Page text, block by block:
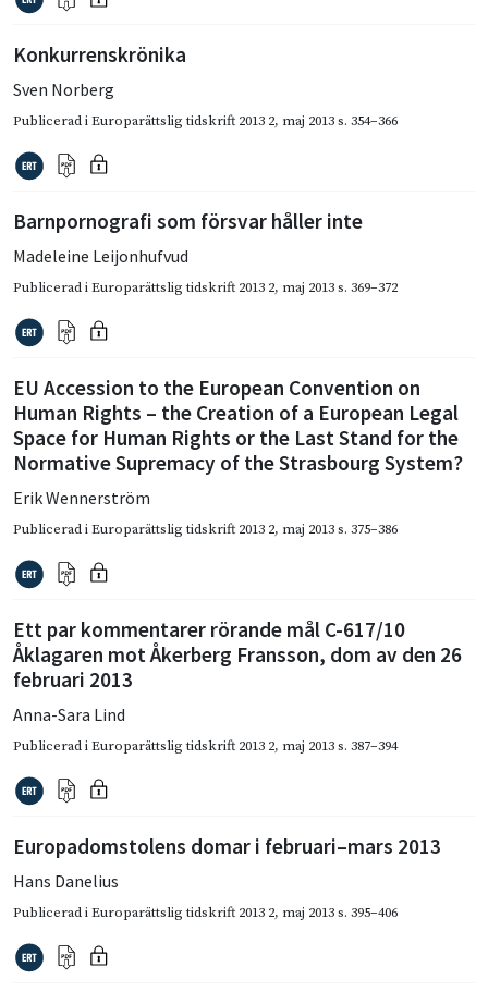
Konkurrenskrönika
Sven Norberg
Publicerad iEuroparättslig tidskrift 2013 2, maj 2013s. 354–366
Barnpornografi som försvar håller inte
Madeleine Leijonhufvud
Publicerad iEuroparättslig tidskrift 2013 2, maj 2013s. 369–372
EU Accession to the European Convention on
Human Rights – the Creation of a European Legal
Space for Human Rights or the Last Stand for the
Normative Supremacy of the Strasbourg System?
Erik Wennerström
Publicerad iEuroparättslig tidskrift 2013 2, maj 2013s. 375–386
Ett par kommentarer rörande mål C-617/10
Åklagaren mot Åkerberg Fransson, dom av den 26
februari 2013
Anna-Sara Lind
Publicerad iEuroparättslig tidskrift 2013 2, maj 2013s. 387–394
Europadomstolens domar i februari–mars 2013
Hans Danelius
Publicerad iEuroparättslig tidskrift 2013 2, maj 2013s. 395–406